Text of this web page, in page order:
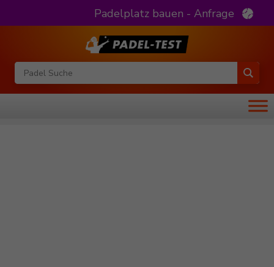
Padelplatz bauen - Anfrage